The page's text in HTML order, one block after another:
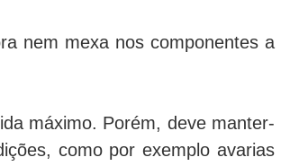
nem mexa nos componentes a
máximo. Porém, deve manter-
como por exemplo avarias